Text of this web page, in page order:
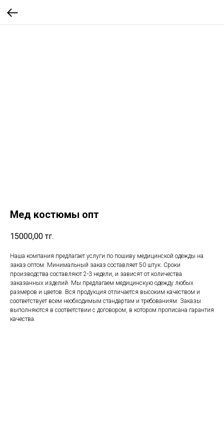
Мед костюмы опт
15000,00 тг.
Наша компания предлагает услуги по пошиву медицинской одежды на
заказ оптом. Минимальный заказ составляет 50 штук. Сроки
производства составляют 2-3 недели, и зависят от количества
заказанных изделий. Мы предлагаем медицинскую одежду любых
размеров и цветов. Вся продукция отличается высоким качеством и
соответствует всем необходимым стандартам и требованиям. Заказы
выполняются в соответствии с договором, в котором прописана гарантия
качества.